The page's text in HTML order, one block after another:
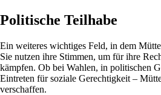
Politische Teilhabe
Ein weiteres wichtiges Feld, in dem
Sie nutzen ihre Stimmen, um für ihre
kämpfen. Ob bei Wahlen, in politischen
Eintreten für soziale Gerechtigkeit –
verschaffen.